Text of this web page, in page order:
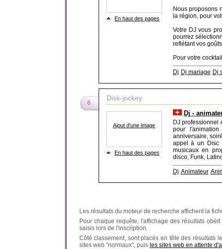
En haut des pages
Nous proposons
la région, pour
Votre DJ vous
pourrez
reflétant vos
Pour votre
Dj Dj mariage Dj
6
Disk-jockey
Ajout d'une image
En haut des pages
Dj -
DJ professionnel
pour
anniversaire,
appel à un Disc
musicaux en
disco, Funk,
Dj Animateur
Les résultats du moteur de recherche affichent la
Pour chaque requête, l'affichage des résultats
saisis lors de l'inscription.
Côté classement, sont placés en tête des résultats
sites web "normaux", puis les sites web en attente